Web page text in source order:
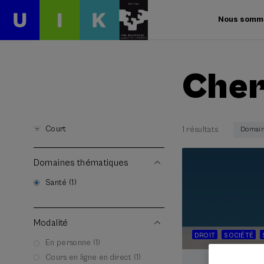
Nous
Court
Domaines thématiques
Santé (1)
Modalité
En personne (1)
Cours en ligne en direct (1)
1 résultats
DROIT SOCIÉTÉ